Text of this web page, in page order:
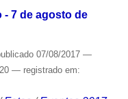
7 de agosto de
07/08/2017 —
— registrado em: